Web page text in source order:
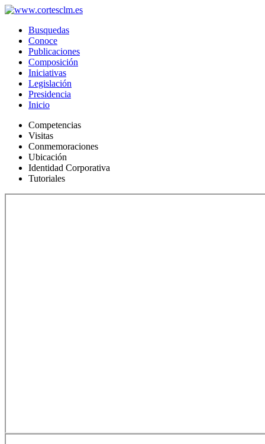
Busquedas
Conoce
Publicaciones
Composición
Iniciativas
Legislación
Presidencia
Inicio
Competencias
Visitas
Conmemoraciones
Ubicación
Identidad Corporativa
Tutoriales